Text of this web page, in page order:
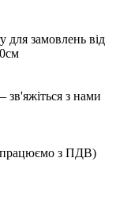
замовлень від
зв'яжіться з нами
(працюємо з ПДВ)